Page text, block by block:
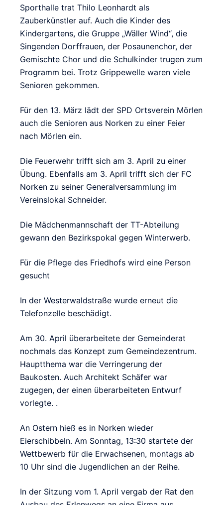
Sporthalle trat Thilo Leonhardt als
Zauberkünstler auf. Auch die Kinder des
Kindergartens, die Gruppe „Wäller Wind“, die
Singenden Dorffrauen, der Posaunenchor, der
Gemischte Chor und die Schulkinder trugen zum
Programm bei. Trotz Grippewelle waren viele
Senioren gekommen.
Für den 13. März lädt der SPD Ortsverein Mörlen
auch die Senioren aus Norken zu einer Feier
nach Mörlen ein.
Die Feuerwehr trifft sich am 3. April zu einer
Übung. Ebenfalls am 3. April trifft sich der FC
Norken zu seiner Generalversammlung im
Vereinslokal Schneider.
Die Mädchenmannschaft der TT-Abteilung
gewann den Bezirkspokal gegen Winterwerb.
Für die Pflege des Friedhofs wird eine Person
gesucht
In der Westerwaldstraße wurde erneut die
Telefonzelle beschädigt.
Am 30. April überarbeitete der Gemeinderat
nochmals das Konzept zum Gemeindezentrum.
Hauptthema war die Verringerung der
Baukosten. Auch Architekt Schäfer war
zugegen, der einen überarbeiteten Entwurf
vorlegte. .
An Ostern hieß es in Norken wieder
Eierschibbeln. Am Sonntag, 13:30 startete der
Wettbewerb für die Erwachsenen, montags ab
10 Uhr sind die Jugendlichen an der Reihe.
In der Sitzung vom 1. April vergab der Rat den